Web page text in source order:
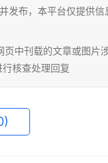
发布，本平台仅提供
中刊载的文章或图片
核查处理回复